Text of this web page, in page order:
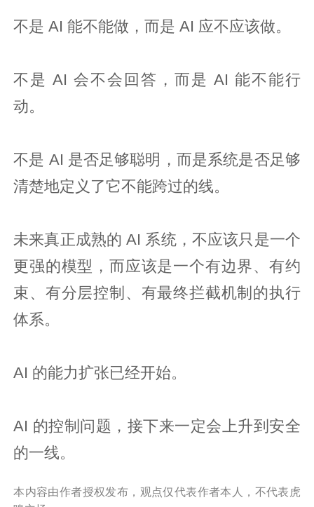
不是 AI 能不能做，而是 AI 应不应该做。
不是 AI 会不会回答，而是 AI 能不能行
动。
不是 AI 是否足够聪明，而是系统是否足够
清楚地定义了它不能跨过的线。
未来真正成熟的 AI 系统，不应该只是一个
更强的模型，而应该是一个有边界、有约
束、有分层控制、有最终拦截机制的执行
体系。
AI 的能力扩张已经开始。
AI 的控制问题，接下来一定会上升到安全
的一线。
本内容由作者授权发布，观点仅代表作者本人，不代表虎